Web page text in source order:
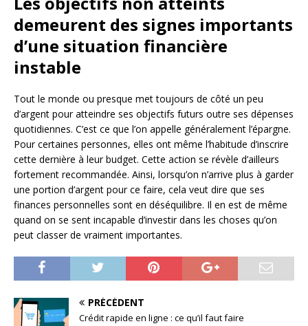
demeurent des signes importants
d’une situation financière
instable
Tout le monde ou presque met toujours de côté un peu
d’argent pour atteindre ses objectifs futurs outre ses dépenses
quotidiennes. C’est ce que l’on appelle généralement l’épargne.
Pour certaines personnes, elles ont même l’habitude d’inscrire
cette dernière à leur budget. Cette action se révèle d’ailleurs
fortement recommandée. Ainsi, lorsqu’on n’arrive plus à garder
une portion d’argent pour ce faire, cela veut dire que ses
finances personnelles sont en déséquilibre. Il en est de même
quand on se sent incapable d’investir dans les choses qu’on
peut classer de vraiment importantes.
PRÉCÉDENT
Crédit rapide en ligne : ce qu’il faut faire